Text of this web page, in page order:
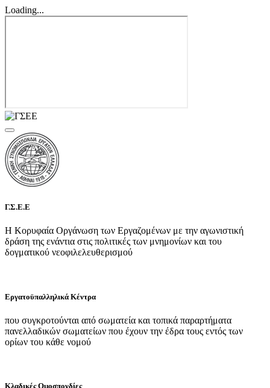
Loading...
Γ.Σ.Ε.Ε
Η Κορυφαία Οργάνωση των Εργαζομένων με την αγωνιστική
δράση της ενάντια στις πολιτικές των μνημονίων και του
δογματικού νεοφιλελευθερισμού
Εργατοϋπαλληλικά Κέντρα
που συγκροτούνται από σωματεία και τοπικά παραρτήματα
πανελλαδικών σωματείων που έχουν την έδρα τους εντός των
ορίων του κάθε νομού
Κλαδικές Ομοσπονδίες